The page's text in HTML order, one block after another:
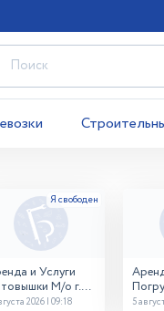
и Услуги
М/о г.
2026 | 09:18 5